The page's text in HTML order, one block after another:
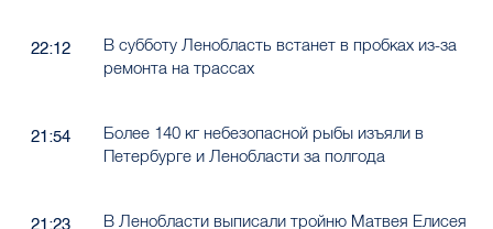
Более 140 кг небезопасной рыбы изъяли в
В Ленобласти выписали тройню Матвея Елисея